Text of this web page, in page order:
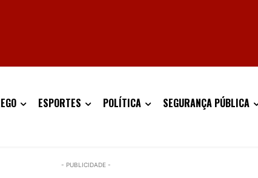
ESPORTES POLÍTICA SEGURANÇA PÚBLICA
- PUBLICIDADE -